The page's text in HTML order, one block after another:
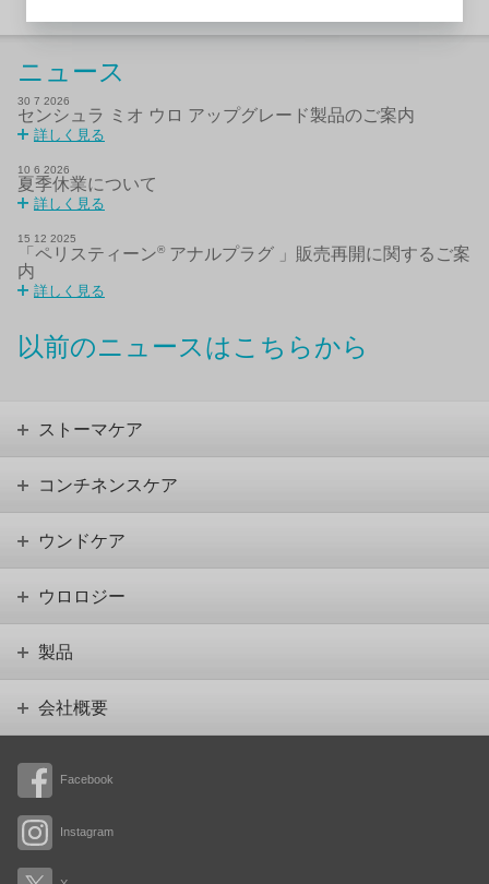
ニュース
30 7 2026
センシュラ ミオ ウロ アップグレード製品のご案内
詳しく見る
10 6 2026
夏季休業について
詳しく見る
15 12 2025
「ペリスティーン® アナルプラグ 」販売再開に関するご案
内
詳しく見る
以前のニュースはこちらから
Facebook
Instagram
ストーマケア
コンチネンスケア
ウンドケア
ウロロジー
製品
会社概要